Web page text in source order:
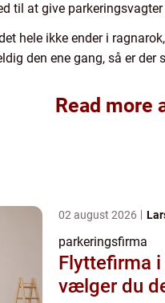
til at give
hele ikke ender i
den ene gang, så er
Read more
02 august 2026
parkeringsfirma
Flyttefirma i
vælger du